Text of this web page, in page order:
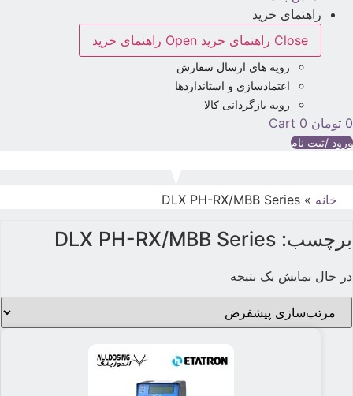
راهنمای خرید
Close راهنمای خرید
Open راهنمای خرید
رویه های ارسال سفارش
اعتمادسازی و استانداردها
رویه بازگردانی کالا
0 تومان 0
Cart
ورود /ثبت نام
خانه »
DLX PH-RX/MBB Series
برچسب: DLX PH-RX/MBB Series
در حال نمایش یک نتیجه